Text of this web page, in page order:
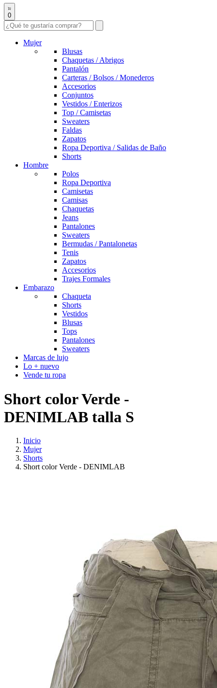
0
Mujer
Blusas
Chaquetas / Abrigos
Pantalón
Carteras / Bolsos / Monederos
Accesorios
Conjuntos
Vestidos / Enterizos
Top / Camisetas
Sweaters
Faldas
Zapatos
Ropa Deportiva / Salidas de Baño
Shorts
Hombre
Polos
Ropa Deportiva
Camisetas
Camisas
Chaquetas
Jeans
Pantalones
Sweaters
Bermudas / Pantalonetas
Tenis
Zapatos
Accesorios
Trajes Formales
Embarazo
Chaqueta
Shorts
Vestidos
Blusas
Tops
Pantalones
Sweaters
Marcas de lujo
Lo + nuevo
Vende tu ropa
Short color Verde -
DENIMLAB talla S
Inicio
Mujer
Shorts
Short color Verde - DENIMLAB